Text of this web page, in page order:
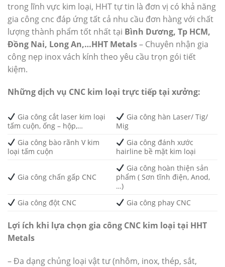
trong lĩnh vực kim loại, HHT tự tin là đơn vị có khả năng
gia công cnc đáp ứng tất cả nhu cầu đơn hàng với chất
lượng thành phẩm tốt nhất tại Bình Dương, Tp HCM,
Đồng Nai, Long An,…HHT Metals– Chuyên nhận gia
công nẹp inox vách kính theo yêu cầu trọn gói tiết
kiệm.
Những dịch vụ CNC kim loại trực tiếp tại xưởng:
Gia công cắt laser kim loại
tấm cuộn, ống – hộp,…
Gia công hàn Laser/ Tig/
Mig
Gia công bào rãnh V kim
loại tấm cuộn
Gia công đánh xước
hairline bề mặt kim loại
Gia công chấn gấp CNC
Gia công hoàn thiện sản
phẩm ( Sơn tĩnh điện, Anod,
…)
Gia công đột CNC
Gia công phay CNC
Lợi ích khi lựa chọn gia công CNC kim loại tại HHT
Metals
– Đa dạng chủng loại vật tư (nhôm, inox, thép, sắt,